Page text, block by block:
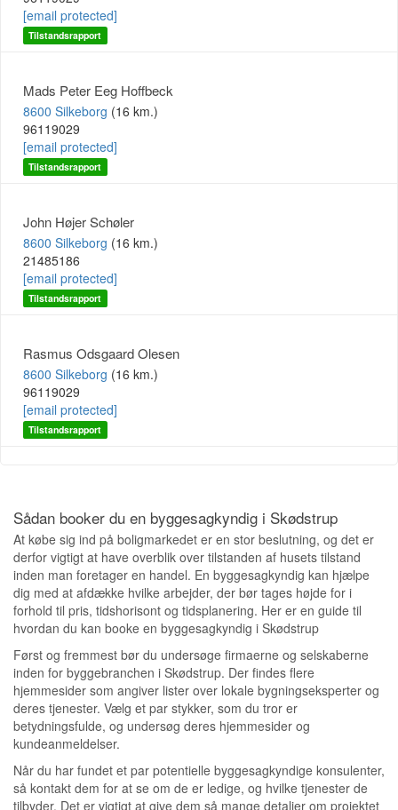
[email protected]
Tilstandsrapport
Mads Peter Eeg Hoffbeck
8600 Silkeborg (16 km.)
96119029
[email protected]
Tilstandsrapport
John Højer Schøler
8600 Silkeborg (16 km.)
21485186
[email protected]
Tilstandsrapport
Rasmus Odsgaard Olesen
8600 Silkeborg (16 km.)
96119029
[email protected]
Tilstandsrapport
Sådan booker du en byggesagkyndig i Skødstrup
At købe sig ind på boligmarkedet er en stor beslutning, og det er
derfor vigtigt at have overblik over tilstanden af husets tilstand
inden man foretager en handel. En byggesagkyndig kan hjælpe
dig med at afdække hvilke arbejder, der bør tages højde for i
forhold til pris, tidshorisont og tidsplanering. Her er en guide til
hvordan du kan booke en byggesagkyndig i Skødstrup
Først og fremmest bør du undersøge firmaerne og selskaberne
inden for byggebranchen i Skødstrup. Der findes flere
hjemmesider som angiver lister over lokale bygningseksperter og
deres tjenester. Vælg et par stykker, som du tror er
betydningsfulde, og undersøg deres hjemmesider og
kundeanmeldelser.
Når du har fundet et par potentielle byggesagkyndige konsulenter,
så kontakt dem for at se om de er ledige, og hvilke tjenester de
tilbyder. Det er vigtigt at give dem så mange detaljer om projektet